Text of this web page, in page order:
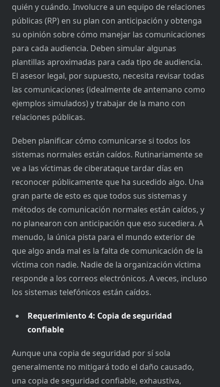
quién y cuándo. Involucre a un equipo de relaciones
públicas (RP) en su plan con anticipación y obtenga
su opinión sobre cómo manejar las comunicaciones
para cada audiencia. Deben simular algunas
plantillas aproximadas para cada tipo de audiencia.
El asesor legal, por supuesto, necesita revisar todas
las comunicaciones (idealmente de antemano como
ejemplos simulados) y trabajar de la mano con
relaciones públicas.
Deben planificar cómo comunicarse si todos los
sistemas normales están caídos. Rutinariamente se
ve a las víctimas de ciberataque tardar días en
reconocer públicamente que ha sucedido algo. Una
gran parte de esto es que todos sus sistemas y
métodos de comunicación normales están caídos, y
no planearon con anticipación que eso sucediera. A
menudo, la única pista para el mundo exterior de
que algo anda mal es la falta de comunicación de la
víctima con nadie. Nadie de la organización víctima
responde a los correos electrónicos. A veces, incluso
los sistemas telefónicos están caídos.
Requerimiento 4: Copia de seguridad
confiable
Aunque una copia de seguridad por sí sola
generalmente no mitigará todo el daño causado,
una copia de seguridad confiable, exhaustiva,